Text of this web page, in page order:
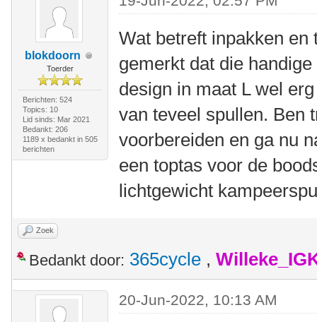
blokdoorn
Toerder
Berichten: 524
Topics: 10
Lid sinds: Mar 2021
Bedankt: 206
1189 x bedankt in 505
berichten
Wat betreft inpakken
gemerkt dat die
design in maat L wel
van teveel spullen. Ben
voorbereiden en ga nu
een toptas voor de
lichtgewicht
Zoek
Bedankt door: 365cycle ,
20-Jun-2022, 10:13 AM